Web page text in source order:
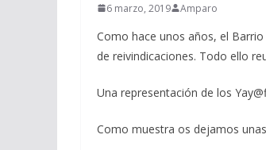
6 marzo, 2019 Amparo
Como hace unos años, el
de reivindicaciones. Todo ello
Una representación de los
Como muestra os dejamos